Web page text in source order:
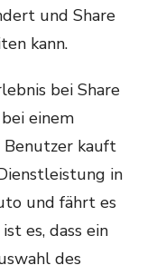
und Share
kann.
bei Share
einem
Benutzer kauft
in
und fährt es
es, dass ein
des